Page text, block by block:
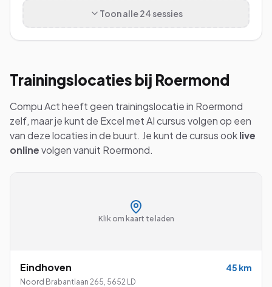
Toon alle24 sessies
Trainingslocaties bij Roermond
Compu Act heeft geen trainingslocatie in Roermond
zelf, maar je kunt de Excel met AIcursus volgen op een
van deze locaties in de buurt. Je kunt de cursus ooklive
onlinevolgen vanuit Roermond.
Klik om kaart te laden
Eindhoven 45 km
Noord Brabantlaan 265, 5652 LD